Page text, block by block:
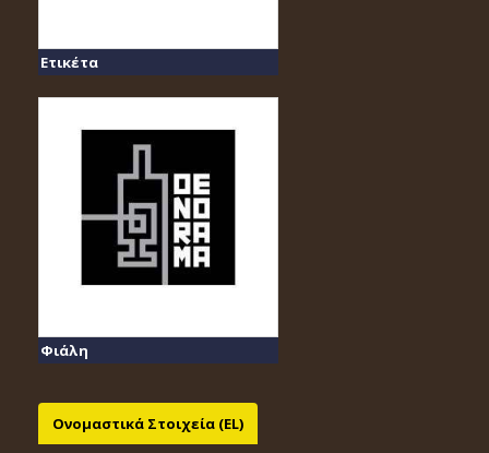
Ετικέτα
Φιάλη
Ονομαστικά Στοιχεία (EL)